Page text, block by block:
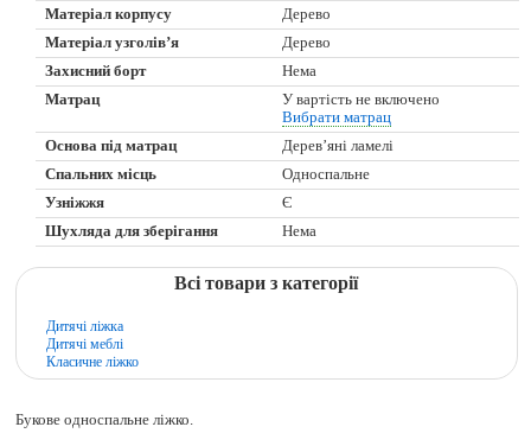
Матеріал корпусу
Дерево
Матеріал узголів’я
Дерево
Захисний борт
Нема
Матрац
У вартість не включено
Вибрати матрац
Основа під матрац
Дерев’яні ламелі
Спальних місць
Односпальне
Узніжжя
Є
Шухляда для зберігання
Нема
Всі товари з категорії
Дитячі ліжка
Дитячі меблі
Класичне ліжко
Букове односпальне ліжко.